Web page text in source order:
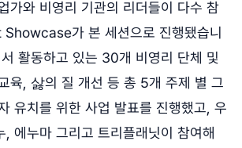
가와 비영리 기관의 리더들이 다수 참
가 본 세션으로 진행됐습니
활동하고 있는 30개 비영리 단체 및
육, 삻의 질 개선 등 총 5개 주제 별 그
유치를 위한 사업 발표를 진행했고, 우
, 에누마 그리고 트리플래닛이 참여해